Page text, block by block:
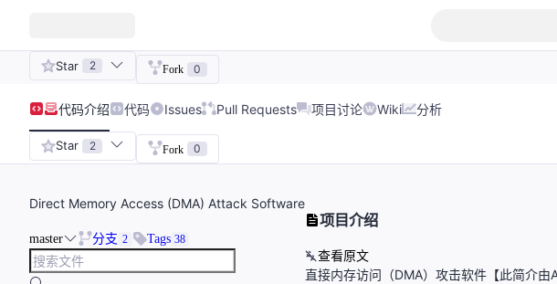
Star 2 Fork 0
代码介绍 代码 Issues Pull Requests 项目讨论 Wiki 分析
Star 2 Fork 0
Direct Memory Access (DMA) Attack Software
master 分支 2 Tags 38
项目介绍
查看原文
直接内存访问（DMA）攻击软件【此简介由